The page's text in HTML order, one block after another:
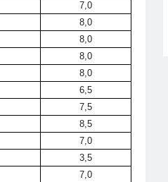
7,0
8,0
8,0
8,0
8,0
6,5
7,5
8,5
7,0
3,5
7,0